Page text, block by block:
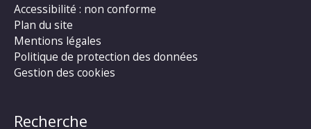
Accessibilité : non conforme
Plan du site
Mentions légales
Politique de protection des données
Gestion des cookies
Recherche